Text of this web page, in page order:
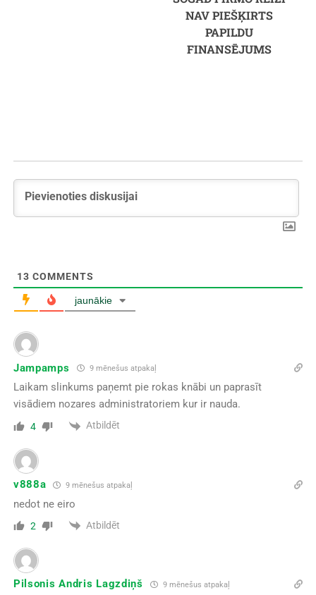
NAV PIEŠĶIRTS
PAPILDU
FINANSĒJUMS
13 COMMENTS
jaunākie
Jampamps 9 mēnešus atpakaļ
Laikam slinkums paņemt pie rokas knābi un paprasīt
visādiem nozares administratoriem kur ir nauda.
4 Atbildēt
v888a 9 mēnešus atpakaļ
nedot ne eiro
2 Atbildēt
Pilsonis Andris Lagzdiņš 9 mēnešus atpakaļ